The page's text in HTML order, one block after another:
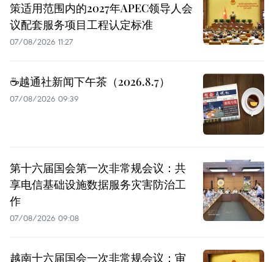
策适用范围内的2027年APEC领导人会
议配套服务项目工程认定标准
07/08/2026 11:27
☕️越通社新闻下午茶（2026.8.7）
07/08/2026 09:39
第十六届国会第一次非常规会议：共
享电信基础设施数据服务灾害防治工
作
07/08/2026 09:08
越南十六届国会一次非常规会议：审